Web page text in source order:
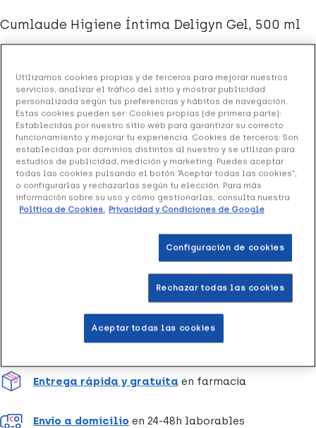
Cumlaude Higiene Íntima Deligyn Gel, 500 ml
+ 28 puntos Healthies
(2 opiniones)
Cumlaude Higiene Íntima Deligyn Gel es un gel limpiador
íntimo delicado de pH neutro, específico para la higiene
diaria de mucosas genitales que presentan prurito,
también debidas a alteraciones del pH vaginal.
Añadir a la Wishlist
Entrega rápida y gratuita en farmacia
Envío a domicilio en 24-48h laborables
Utilizamos cookies propias y de terceros para mejorar nuestros
servicios, analizar el tráfico del sitio y mostrar publicidad
personalizada según tus preferencias y hábitos de navegación.
Estas cookies pueden ser: Cookies propias (de primera parte):
Establecidas por nuestro sitio web para garantizar su correcto
funcionamiento y mejorar tu experiencia. Cookies de terceros: Son
establecidas por dominios distintos al nuestro y se utilizan para
estudios de publicidad, medición y marketing. Puedes aceptar
todas las cookies pulsando el botón “Aceptar todas las cookies”,
o configurarlas y rechazarlas según tu elección. Para más
información sobre su uso y cómo gestionarlas, consulta nuestra
Política de Cookies. Privacidad y Condiciones de Google
Configuración de cookies
Rechazar todas las cookies
Aceptar todas las cookies